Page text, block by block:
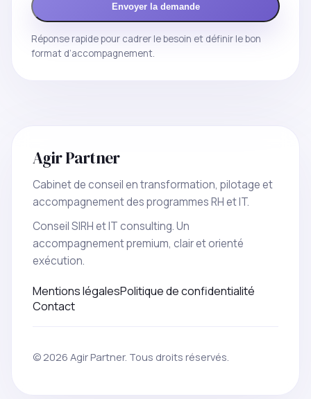
Envoyer la demande
Réponse rapide pour cadrer le besoin et définir le bon
format d’accompagnement.
Agir Partner
Cabinet de conseil en transformation, pilotage et
accompagnement des programmes RH et IT.
Conseil SIRH et IT consulting. Un
accompagnement premium, clair et orienté
exécution.
Mentions légalesPolitique de confidentialité
Contact
© 2026 Agir Partner. Tous droits réservés.